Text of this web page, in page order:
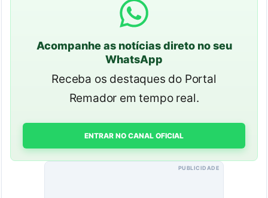
Acompanhe as notícias direto no seu
WhatsApp
Receba os destaques do Portal
Remador em tempo real.
ENTRAR NO CANAL OFICIAL
PUBLICIDADE